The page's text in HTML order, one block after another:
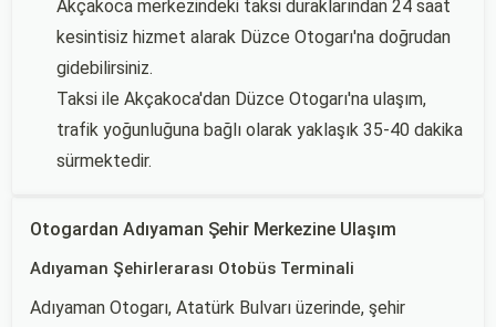
Akçakoca merkezindeki taksi duraklarından 24 saat
kesintisiz hizmet alarak Düzce Otogarı'na doğrudan
gidebilirsiniz.
Taksi ile Akçakoca'dan Düzce Otogarı'na ulaşım,
trafik yoğunluğuna bağlı olarak yaklaşık 35-40 dakika
sürmektedir.
Otogardan Adıyaman Şehir Merkezine Ulaşım
Adıyaman Şehirlerarası Otobüs Terminali
Adıyaman Otogarı, Atatürk Bulvarı üzerinde, şehir